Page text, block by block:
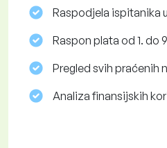
Raspodjela ispitanika
Raspon plata od 1. do
Pregled svih praćenih
Analiza finansijskih